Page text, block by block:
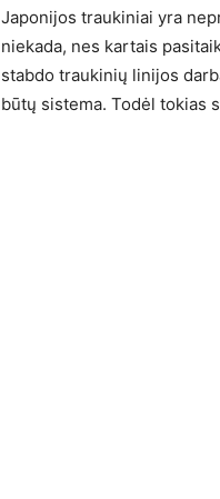
Japonijos traukiniai yra
niekada, nes kartais
stabdo traukinių linijos
būtų sistema. Todėl tokias